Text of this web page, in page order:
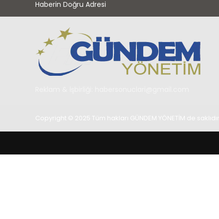
Haberin Doğru Adresi
Copyright © 2025 Tüm hakları GÜNDEM YÖNETİM de saklıdır.